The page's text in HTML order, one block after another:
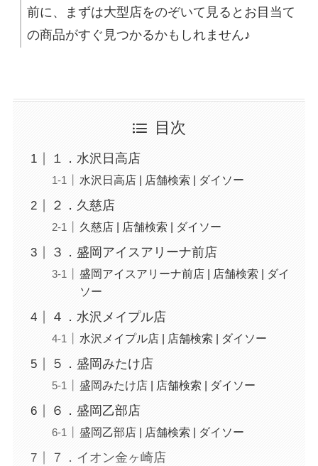
前に、まずは大型店をのぞいて見るとお目当て
の商品がすぐ見つかるかもしれません♪
目次
１．水沢日高店
水沢日高店 | 店舗検索 | ダイソー
２．久慈店
久慈店 | 店舗検索 | ダイソー
３．盛岡アイスアリーナ前店
盛岡アイスアリーナ前店 | 店舗検索 | ダイ
ソー
４．水沢メイプル店
水沢メイプル店 | 店舗検索 | ダイソー
５．盛岡みたけ店
盛岡みたけ店 | 店舗検索 | ダイソー
６．盛岡乙部店
盛岡乙部店 | 店舗検索 | ダイソー
７．イオン金ヶ崎店